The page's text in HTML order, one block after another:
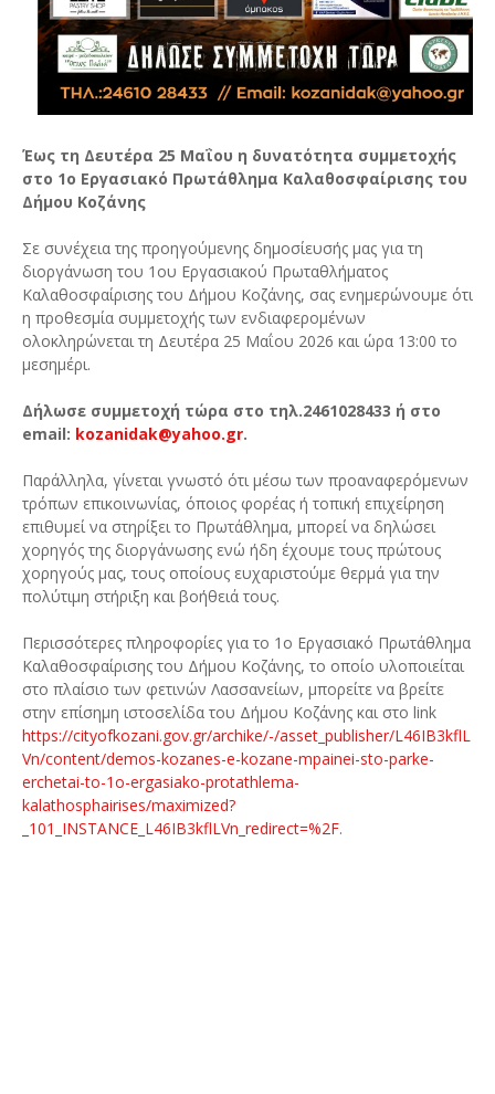
Έως τη Δευτέρα 25 Μαΐου η δυνατότητα συμμετοχής
στο 1ο Εργασιακό Πρωτάθλημα Καλαθοσφαίρισης του
Δήμου Κοζάνης
Σε συνέχεια της προηγούμενης δημοσίευσής μας για τη
διοργάνωση του 1ου Εργασιακού Πρωταθλήματος
Καλαθοσφαίρισης του Δήμου Κοζάνης, σας ενημερώνουμε ότι
η προθεσμία συμμετοχής των ενδιαφερομένων
ολοκληρώνεται τη Δευτέρα 25 Μαΐου 2026 και ώρα 13:00 το
μεσημέρι.
Δήλωσε συμμετοχή τώρα στο τηλ.2461028433 ή στο
email: kozanidak@yahoo.gr.
Παράλληλα, γίνεται γνωστό ότι μέσω των προαναφερόμενων
τρόπων επικοινωνίας, όποιος φορέας ή τοπική επιχείρηση
επιθυμεί να στηρίξει το Πρωτάθλημα, μπορεί να δηλώσει
χορηγός της διοργάνωσης ενώ ήδη έχουμε τους πρώτους
χορηγούς μας, τους οποίους ευχαριστούμε θερμά για την
πολύτιμη στήριξη και βοήθειά τους.
Περισσότερες πληροφορίες για το 1ο Εργασιακό Πρωτάθλημα
Καλαθοσφαίρισης του Δήμου Κοζάνης, το οποίο υλοποιείται
στο πλαίσιο των φετινών Λασσανείων, μπορείτε να βρείτε
στην επίσημη ιστοσελίδα του Δήμου Κοζάνης και στο link
https://cityofkozani.gov.gr/archike/-/asset_publisher/L46IB3kflL
Vn/content/demos-kozanes-e-kozane-mpainei-sto-parke-
erchetai-to-1o-ergasiako-protathlema-
kalathosphairises/maximized?
_101_INSTANCE_L46IB3kflLVn_redirect=%2F.